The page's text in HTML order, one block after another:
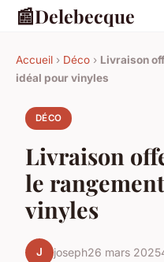
📰Delebecque
Accueil › Déco › Livraison
idéal pour vinyles
DÉCO
Livraison
le
vinyles
J joseph26 mars 2025